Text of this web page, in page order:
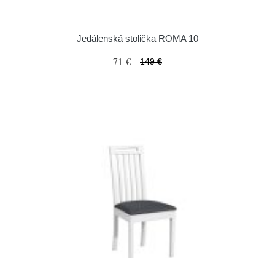
Jedálenská stolička ROMA 10
71 € 149 €